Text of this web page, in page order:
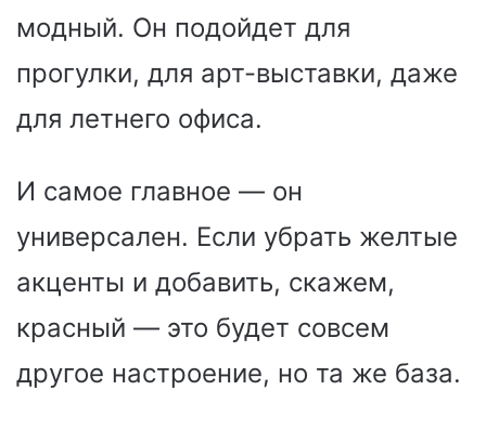
модный. Он подойдет для
прогулки, для арт-выставки, даже
для летнего офиса.
И самое главное — он
универсален. Если убрать желтые
акценты и добавить, скажем,
красный — это будет совсем
другое настроение, но та же база.